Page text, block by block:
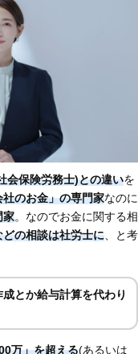
会保険労務士)との違いを
社のお金」の専門家なのに
家。なのでお金に関する相
の相談は社労士に、と考
とか給与計算を代わり
万」を超える(あるいは